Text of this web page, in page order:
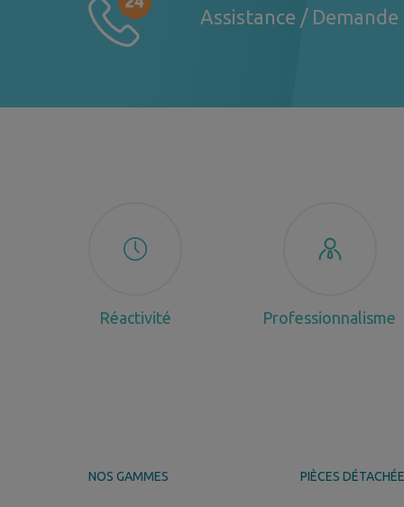
Assistance /
Réactivité Professionnalisme
NOS GAMMES PIÈCES